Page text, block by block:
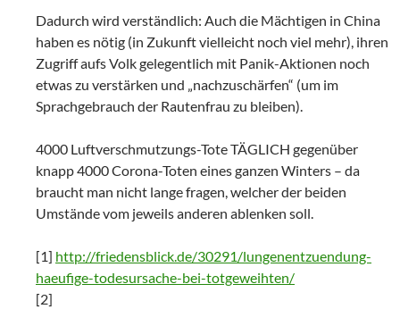
Dadurch wird verständlich: Auch die Mächtigen in China
haben es nötig (in Zukunft vielleicht noch viel mehr), ihren
Zugriff aufs Volk gelegentlich mit Panik-Aktionen noch
etwas zu verstärken und „nachzuschärfen“ (um im
Sprachgebrauch der Rautenfrau zu bleiben).
4000 Luftverschmutzungs-Tote TÄGLICH gegenüber
knapp 4000 Corona-Toten eines ganzen Winters – da
braucht man nicht lange fragen, welcher der beiden
Umstände vom jeweils anderen ablenken soll.
[1] http://friedensblick.de/30291/lungenentzuendung-
haeufige-todesursache-bei-totgeweihten/
[2]